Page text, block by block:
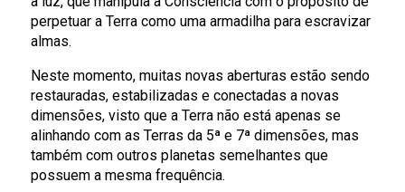
perpetuar a Terra como uma armadilha para escravizar
almas.
Neste momento, muitas novas aberturas estão sendo
restauradas, estabilizadas e conectadas a novas
dimensões, visto que a Terra não está apenas se
alinhando com as Terras da 5ª e 7ª dimensões, mas
também com outros planetas semelhantes que
possuem a mesma frequência.